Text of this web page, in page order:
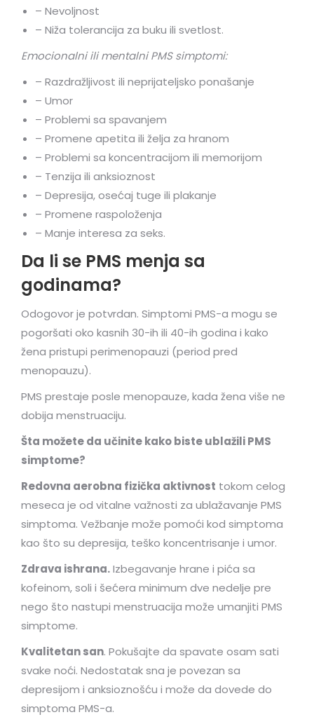
– Nevoljnost
– Niža tolerancija za buku ili svetlost.
Emocionalni ili mentalni PMS simptomi:
– Razdražljivost ili neprijateljsko ponašanje
– Umor
– Problemi sa spavanjem
– Promene apetita ili želja za hranom
– Problemi sa koncentracijom ili memorijom
– Tenzija ili anksioznost
– Depresija, osećaj tuge ili plakanje
– Promene raspoloženja
– Manje interesa za seks.
Da li se PMS menja sa
godinama?
Odogovor je potvrdan. Simptomi PMS-a mogu se
pogoršati oko kasnih 30-ih ili 40-ih godina i kako
žena pristupi perimenopauzi (period pred
menopauzu).
PMS prestaje posle menopauze, kada žena više ne
dobija menstruaciju.
Šta možete da učinite kako biste ublažili PMS
simptome?
Redovna aerobna fizička aktivnost tokom celog
meseca je od vitalne važnosti za ublažavanje PMS
simptoma. Vežbanje može pomoći kod simptoma
kao što su depresija, teško koncentrisanje i umor.
Zdrava ishrana.Izbegavanje hrane i pića sa
kofeinom, soli i šećera minimum dve nedelje pre
nego što nastupi menstruacija može umanjiti PMS
simptome.
Kvalitetan san. Pokušajte da spavate osam sati
svake noći. Nedostatak sna je povezan sa
depresijom i anksioznošću i može da dovede do
simptoma PMS-a.